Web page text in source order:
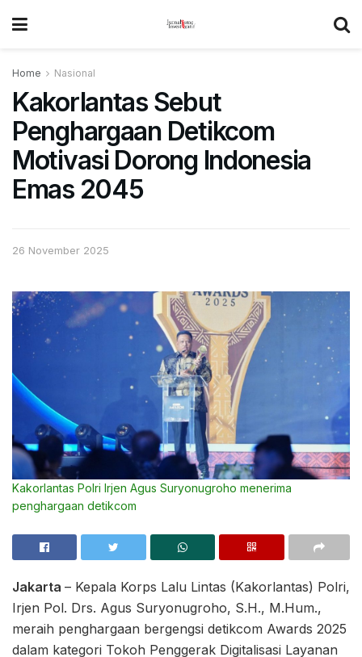
Home Nasional
Kakorlantas Sebut
Penghargaan Detikcom
Motivasi Dorong Indonesia
Emas 2045
26 November 2025
Kakorlantas Polri Irjen Agus Suryonugroho menerima
penghargaan detikcom
Jakarta – Kepala Korps Lalu Lintas (Kakorlantas) Polri,
Irjen Pol. Drs. Agus Suryonugroho, S.H., M.Hum.,
meraih penghargaan bergengsi detikcom Awards 2025
dalam kategori Tokoh Penggerak Digitalisasi Layanan